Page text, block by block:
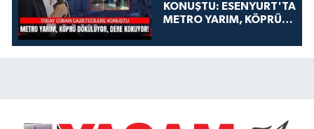
KONUŞTU: ESENYURT'TA
METRO YARIM, KÖPRÜ
KOKUYOR!